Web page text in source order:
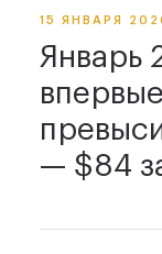
15 ЯНВАРЯ
Январь
— $84